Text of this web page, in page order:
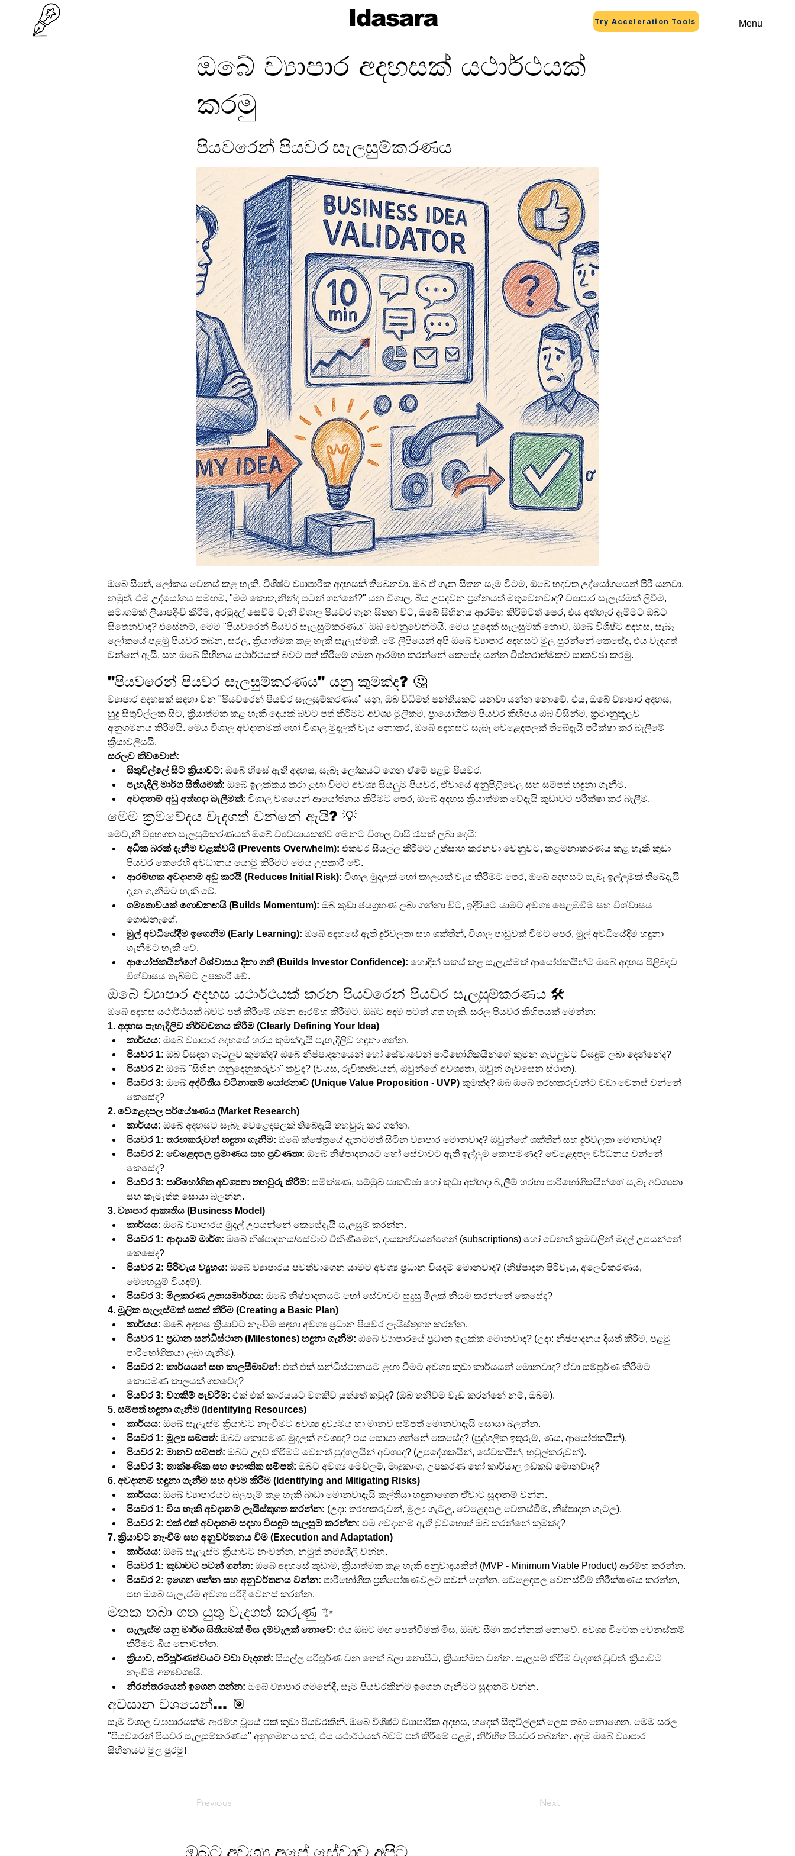
Idasara Try Acceleration Tools Menu
ඔබේ ව්‍යාපාර අදහසක් යථාර්ථයක්
කරමු
පියවරෙන් පියවර සැලසුම්කරණය
ඔබේ සිතේ, ලෝකය වෙනස් කළ හැකි, විශිෂ්ට ව්‍යාපාරික අදහසක් තිබෙනවා. ඔබ ඒ ගැන සිතන සෑම විටම, ඔබේ හදවත උද්යෝගයෙන් පිරී යනවා.
නමුත්, එම උද්යෝගය සමඟම, "මම කොතැනින්ද පටන් ගන්නේ?" යන විශාල, බිය උපදවන ප්‍රශ්නයත් මතුවෙනවාද? ව්‍යාපාර සැලැස්මක් ලිවීම,
සමාගමක් ලියාපදිංචි කිරීම, අරමුදල් සෙවීම වැනි විශාල පියවර ගැන සිතන විට, ඔබේ සිහිනය ආරම්භ කිරීමටත් පෙර, එය අත්හැර දැමීමට ඔබට
සිතෙනවාද? එසේනම්, මෙම "පියවරෙන් පියවර සැලසුම්කරණය" ඔබ වෙනුවෙන්මයි. මෙය හුදෙක් සැලසුමක් නොව, ඔබේ විශිෂ්ට අදහස, සැබෑ
ලෝකයේ පළමු පියවර තබන, සරල, ක්‍රියාත්මක කළ හැකි සැලැස්මකි. මේ ලිපියෙන් අපි ඔබේ ව්‍යාපාර අදහසට මුල පුරන්නේ කෙසේද, එය වැදගත්
වන්නේ ඇයි, සහ ඔබේ සිහිනය යථාර්ථයක් බවට පත් කිරීමේ ගමන ආරම්භ කරන්නේ කෙසේද යන්න විස්තරාත්මකව සාකච්ඡා කරමු.
"පියවරෙන් පියවර සැලසුම්කරණය" යනු කුමක්ද? 🤔
ව්‍යාපාර අදහසක් සඳහා වන "පියවරෙන් පියවර සැලසුම්කරණය" යනු, ඔබ විධිමත් පන්තියකට යනවා යන්න නොවේ. එය, ඔබේ ව්‍යාපාර අදහස,
හුදු සිතුවිල්ලක සිට, ක්‍රියාත්මක කළ හැකි දෙයක් බවට පත් කිරීමට අවශ්‍ය මූලිකම, ප්‍රායෝගිකම පියවර කිහිපය ඔබ විසින්ම, ක්‍රමානුකූලව
අනුගමනය කිරීමයි. මෙය විශාල අවදානමක් හෝ විශාල මුදලක් වැය නොකර, ඔබේ අදහසට සැබෑ වෙළෙඳපලක් තිබේදැයි පරීක්ෂා කර බැලීමේ
ක්‍රියාවලියයි.
සරලව කිව්වොත්:
සිතුවිල්ලේ සිට ක්‍රියාවට: ඔබේ හිසේ ඇති අදහස, සැබෑ ලෝකයට ගෙන ඒමේ පළමු පියවර.
පැහැදිලි මාර්ග සිතියමක්: ඔබේ ඉලක්කය කරා ළඟා වීමට අවශ්‍ය සියලුම පියවර, ඒවායේ අනුපිළිවෙල සහ සම්පත් හඳුනා ගැනීම.
අවදානම් අඩු අත්හදා බැලීමක්: විශාල වශයෙන් ආයෝජනය කිරීමට පෙර, ඔබේ අදහස ක්‍රියාත්මක වේදැයි කුඩාවට පරීක්ෂා කර බැලීම.
මෙම ක්‍රමවේදය වැදගත් වන්නේ ඇයි? 💡
මෙවැනි ව්‍යුහගත සැලසුම්කරණයක් ඔබේ ව්‍යවසායකත්ව ගමනට විශාල වාසි රැසක් ලබා දෙයි:
අධික බරක් දැනීම වළක්වයි (Prevents Overwhelm): එකවර සියල්ල කිරීමට උත්සාහ කරනවා වෙනුවට, කළමනාකරණය කළ හැකි කුඩා
පියවර කෙරෙහි අවධානය යොමු කිරීමට මෙය උපකාරී වේ.
ආරම්භක අවදානම අඩු කරයි (Reduces Initial Risk): විශාල මුදලක් හෝ කාලයක් වැය කිරීමට පෙර, ඔබේ අදහසට සැබෑ ඉල්ලුමක් තිබේදැයි
දැන ගැනීමට හැකි වේ.
ගම්‍යතාවයක් ගොඩනඟයි (Builds Momentum): ඔබ කුඩා ජයග්‍රහණ ලබා ගන්නා විට, ඉදිරියට යාමට අවශ්‍ය පෙළඹවීම සහ විශ්වාසය
ගොඩනැගේ.
මුල් අවධියේදීම ඉගෙනීම (Early Learning): ඔබේ අදහසේ ඇති දුර්වලතා සහ ශක්තීන්, විශාල පාඩුවක් වීමට පෙර, මුල් අවධියේදීම හඳුනා
ගැනීමට හැකි වේ.
ආයෝජකයින්ගේ විශ්වාසය දිනා ගනී (Builds Investor Confidence): හොඳින් සකස් කළ සැලැස්මක් ආයෝජකයින්ට ඔබේ අදහස පිළිබඳව
විශ්වාසය තැබීමට උපකාරී වේ.
ඔබේ ව්‍යාපාර අදහස යථාර්ථයක් කරන පියවරෙන් පියවර සැලසුම්කරණය 🛠️
ඔබේ අදහස යථාර්ථයක් බවට පත් කිරීමේ ගමන ආරම්භ කිරීමට, ඔබට අදම පටන් ගත හැකි, සරල පියවර කිහිපයක් මෙන්න:
1. අදහස පැහැදිලිව නිර්වචනය කිරීම (Clearly Defining Your Idea)
කාර්යය: ඔබේ ව්‍යාපාර අදහසේ හරය කුමක්දැයි පැහැදිලිව හඳුනා ගන්න.
පියවර 1: ඔබ විසඳන ගැටලුව කුමක්ද? ඔබේ නිෂ්පාදනයෙන් හෝ සේවාවෙන් පාරිභෝගිකයින්ගේ කුමන ගැටලුවට විසඳුම් ලබා දෙන්නේද?
පියවර 2: ඔබේ "සිහින ගනුදෙනුකරුවා" කවුද? (වයස, රුචිකත්වයන්, ඔවුන්ගේ අවශ්‍යතා, ඔවුන් ගැවසෙන ස්ථාන).
පියවර 3: ඔබේ අද්විතීය වටිනාකම් යෝජනාව (Unique Value Proposition - UVP) කුමක්ද? ඔබ ඔබේ තරඟකරුවන්ට වඩා වෙනස් වන්නේ
කෙසේද?
2. වෙළෙඳපල පර්යේෂණය (Market Research)
කාර්යය: ඔබේ අදහසට සැබෑ වෙළෙඳපලක් තිබේදැයි තහවුරු කර ගන්න.
පියවර 1: තරඟකරුවන් හඳුනා ගැනීම: ඔබේ ක්ෂේත්‍රයේ දැනටමත් සිටින ව්‍යාපාර මොනවාද? ඔවුන්ගේ ශක්තීන් සහ දුර්වලතා මොනවාද?
පියවර 2: වෙළෙඳපල ප්‍රමාණය සහ ප්‍රවණතා: ඔබේ නිෂ්පාදනයට හෝ සේවාවට ඇති ඉල්ලුම කොපමණද? වෙළෙඳපල වර්ධනය වන්නේ
කෙසේද?
පියවර 3: පාරිභෝගික අවශ්‍යතා තහවුරු කිරීම: සමීක්ෂණ, සම්මුඛ සාකච්ඡා හෝ කුඩා අත්හදා බැලීම් හරහා පාරිභෝගිකයින්ගේ සැබෑ අවශ්‍යතා
සහ කැමැත්ත සොයා බලන්න.
3. ව්‍යාපාර ආකෘතිය (Business Model)
කාර්යය: ඔබේ ව්‍යාපාරය මුදල් උපයන්නේ කෙසේදැයි සැලසුම් කරන්න.
පියවර 1: ආදායම් මාර්ග: ඔබේ නිෂ්පාදනය/සේවාව විකිණීමෙන්, දායකත්වයන්ගෙන් (subscriptions) හෝ වෙනත් ක්‍රමවලින් මුදල් උපයන්නේ
කෙසේද?
පියවර 2: පිරිවැය ව්‍යුහය: ඔබේ ව්‍යාපාරය පවත්වාගෙන යාමට අවශ්‍ය ප්‍රධාන වියදම් මොනවාද? (නිෂ්පාදන පිරිවැය, අලෙවිකරණය,
මෙහෙයුම් වියදම්).
පියවර 3: මිලකරණ උපායමාර්ගය: ඔබේ නිෂ්පාදනයට හෝ සේවාවට සුදුසු මිලක් නියම කරන්නේ කෙසේද?
4. මූලික සැලැස්මක් සකස් කිරීම (Creating a Basic Plan)
කාර්යය: ඔබේ අදහස ක්‍රියාවට නැංවීම සඳහා අවශ්‍ය ප්‍රධාන පියවර ලැයිස්තුගත කරන්න.
පියවර 1: ප්‍රධාන සන්ධිස්ථාන (Milestones) හඳුනා ගැනීම: ඔබේ ව්‍යාපාරයේ ප්‍රධාන ඉලක්ක මොනවාද? (උදා: නිෂ්පාදනය දියත් කිරීම, පළමු
පාරිභෝගිකයා ලබා ගැනීම).
පියවර 2: කාර්යයන් සහ කාලසීමාවන්: එක් එක් සන්ධිස්ථානයට ළඟා වීමට අවශ්‍ය කුඩා කාර්යයන් මොනවාද? ඒවා සම්පූර්ණ කිරීමට
කොපමණ කාලයක් ගතවේද?
පියවර 3: වගකීම් පැවරීම: එක් එක් කාර්යයට වගකිව යුත්තේ කවුද? (ඔබ තනිවම වැඩ කරන්නේ නම්, ඔබම).
5. සම්පත් හඳුනා ගැනීම (Identifying Resources)
කාර්යය: ඔබේ සැලැස්ම ක්‍රියාවට නැංවීමට අවශ්‍ය ද්‍රව්‍යමය හා මානව සම්පත් මොනවාදැයි සොයා බලන්න.
පියවර 1: මූල්‍ය සම්පත්: ඔබට කොපමණ මුදලක් අවශ්‍යද? එය සොයා ගන්නේ කෙසේද? (පුද්ගලික ඉතුරුම්, ණය, ආයෝජකයින්).
පියවර 2: මානව සම්පත්: ඔබට උදව් කිරීමට වෙනත් පුද්ගලයින් අවශ්‍යද? (උපදේශකයින්, සේවකයින්, හවුල්කරුවන්).
පියවර 3: තාක්ෂණික සහ භෞතික සම්පත්: ඔබට අවශ්‍ය මෙවලම්, මෘදුකාංග, උපකරණ හෝ කාර්යාල ඉඩකඩ මොනවාද?
6. අවදානම් හඳුනා ගැනීම සහ අවම කිරීම (Identifying and Mitigating Risks)
කාර්යය: ඔබේ ව්‍යාපාරයට බලපෑම් කළ හැකි බාධා මොනවාදැයි කල්තියා හඳුනාගෙන ඒවාට සූදානම් වන්න.
පියවර 1: විය හැකි අවදානම් ලැයිස්තුගත කරන්න: (උදා: තරඟකරුවන්, මූල්‍ය ගැටලු, වෙළෙඳපල වෙනස්වීම්, නිෂ්පාදන ගැටලු).
පියවර 2: එක් එක් අවදානම සඳහා විසඳුම් සැලසුම් කරන්න: එම අවදානම් ඇති වුවහොත් ඔබ කරන්නේ කුමක්ද?
7. ක්‍රියාවට නැංවීම සහ අනුවර්තනය වීම (Execution and Adaptation)
කාර්යය: ඔබේ සැලැස්ම ක්‍රියාවට නංවන්න, නමුත් නම්‍යශීලී වන්න.
පියවර 1: කුඩාවට පටන් ගන්න: ඔබේ අදහසේ කුඩාම, ක්‍රියාත්මක කළ හැකි අනුවාදයකින් (MVP - Minimum Viable Product) ආරම්භ කරන්න.
පියවර 2: ඉගෙන ගන්න සහ අනුවර්තනය වන්න: පාරිභෝගික ප්‍රතිපෝෂණවලට සවන් දෙන්න, වෙළෙඳපල වෙනස්වීම් නිරීක්ෂණය කරන්න,
සහ ඔබේ සැලැස්ම අවශ්‍ය පරිදි වෙනස් කරන්න.
මතක තබා ගත යුතු වැදගත් කරුණු ✨
සැලැස්ම යනු මාර්ග සිතියමක් මිස දම්වැලක් නොවේ: එය ඔබට මඟ පෙන්වීමක් මිස, ඔබව සීමා කරන්නක් නොවේ. අවශ්‍ය විටෙක වෙනස්කම්
කිරීමට බිය නොවන්න.
ක්‍රියාව, පරිපූර්ණත්වයට වඩා වැදගත්: සියල්ල පරිපූර්ණ වන තෙක් බලා නොසිට, ක්‍රියාත්මක වන්න. සැලසුම් කිරීම වැදගත් වුවත්, ක්‍රියාවට
නැංවීම අත්‍යවශ්‍යයි.
නිරන්තරයෙන් ඉගෙන ගන්න: ඔබේ ව්‍යාපාර ගමනේදී, සෑම පියවරකින්ම ඉගෙන ගැනීමට සූදානම් වන්න.
අවසාන වශයෙන්... 🎯
සෑම විශාල ව්‍යාපාරයක්ම ආරම්භ වූයේ එක් කුඩා පියවරකිනි. ඔබේ විශිෂ්ට ව්‍යාපාරික අදහස, හුදෙක් සිතුවිල්ලක් ලෙස තබා නොගෙන, මෙම සරල
"පියවරෙන් පියවර සැලසුම්කරණය" අනුගමනය කර, එය යථාර්ථයක් බවට පත් කිරීමේ පළමු, නිර්භීත පියවර තබන්න. අදම ඔබේ ව්‍යාපාර
සිහිනයට මුල පුරමු!
Previous Next